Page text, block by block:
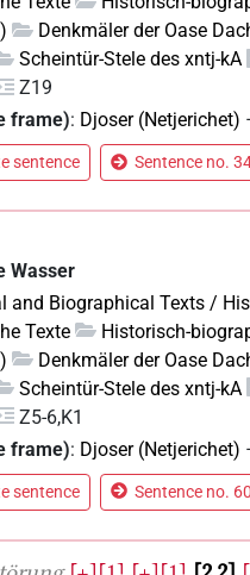
Denkmäler der Oase
Scheintür-Stele des xntj-kA
Z19
frame): Djoser (Netjerichet)
sentence Sentence no.
Wasser
and Biographical Texts /
Texte
Historisch-
Denkmäler der Oase
Scheintür-Stele des xntj-kA
Z5-6,K1
frame): Djoser (Netjerichet)
sentence Sentence no.